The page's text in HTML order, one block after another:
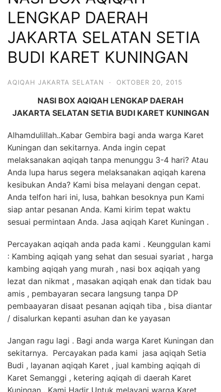
6713
LENGKAP DAERAH
JAKARTA SELATAN SETIA
BUDI KARET KUNINGAN
AQIQAH JAKARTA SELATAN · OKTOBER 20, 2015
NASI BOX AQIQAH LENGKAP DAERAH
JAKARTA SELATAN SETIA BUDI KARET KUNINGAN
Alhamdulillah..Kabar Gembira bagi anda warga Karet
Kuningan dan sekitarnya. Anda ingin cepat
melaksanakan aqiqah tanpa menunggu 3-4 hari? Atau
Anda lupa harus segera melaksanakan aqiqah karena
kesibukan Anda? Kami bisa melayani dengan cepat.
Anda telfon hari ini, lusa, bahkan besoknya pun Kami
siap antar pesanan Anda. Kami kirim tepat waktu
sesuai permintaan Anda. Jasa aqiqah Karet Kuningan .
Percayakan aqiqah anda pada kami . Keunggulan kami
: Kambing aqiqah yang sehat dan sesuai syariat , harga
kambing aqiqah yang murah , nasi box aqiqah yang
lezat dan nikmat , masakan aqiqah enak dan tidak bau
amis , pembayaran secara langsung tanpa DP
pembaayaran disaat pesanan aqiqah tiba , bisa diantar
/ disalurkan kepanti asuhan dan ke yayasan
Jangan ragu lagi . Bagi anda warga Karet Kuningan dan
sekitarnya. Percayakan pada kami jasa aqiqah Setia
Budi , layanan aqiqah Karet , jual kambing aqiqah di
Karet Semanggi , ketering aqiqah di daerah Karet